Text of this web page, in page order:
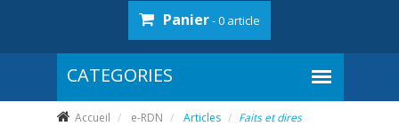
Panier- 0 article
Accueil e-RDN Articles Faits et dires